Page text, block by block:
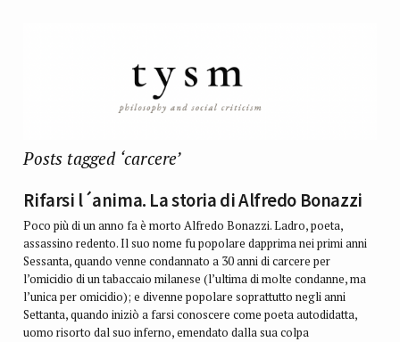
Posts tagged ‘carcere’
Rifarsi l´anima. La storia di Alfredo Bonazzi
Poco più di un anno fa è morto Alfredo Bonazzi. Ladro, poeta,
assassino redento. Il suo nome fu popolare dapprima nei primi anni
Sessanta, quando venne condannato a 30 anni di carcere per
l’omicidio di un tabaccaio milanese (l’ultima di molte condanne, ma
l’unica per omicidio); e divenne popolare soprattutto negli anni
Settanta, quando iniziò a farsi conoscere come poeta autodidatta,
uomo risorto dal suo inferno, emendato dalla sua colpa